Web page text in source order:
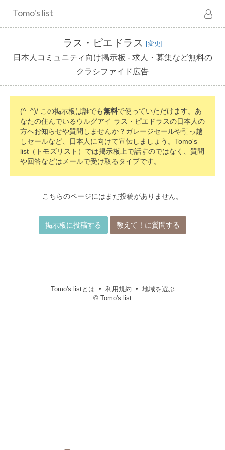
Tomo's list
ラス・ピエドラス [変更]
日本人コミュニティ向け掲示板 - 求人・募集など無料の
クラシファイド広告
(^_^)/ この掲示板は誰でも無料で使っていただけます。あ
なたの住んでいるウルグアイ ラス・ピエドラスの日本人の
方へお知らせや質問しませんか？ガレージセールや引っ越
しセールなど、日本人に向けて宣伝しましょう。Tomo's
list（トモズリスト）では掲示板上で話すのではなく、質問
や回答などはメールで受け取るタイプです。
こちらのページにはまだ投稿がありません。
掲示板に投稿する 教えて！に質問する
Tomo's listとは 利用規約
地域を選ぶ
© Tomo's list